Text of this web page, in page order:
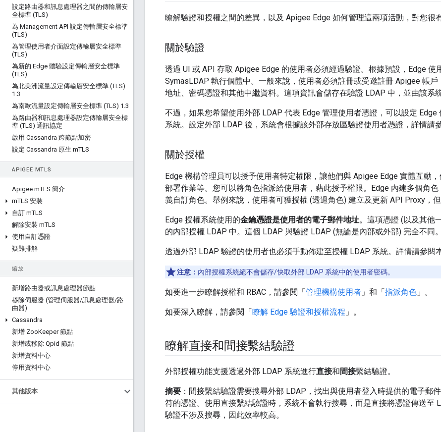
設定路由器和訊息處理器之間的傳輸層安
全標準 (TLS)
為 Management API 設定傳輸層安全標準
(TLS)
為管理使用者介面設定傳輸層安全標準
(TLS)
為新的 Edge 體驗設定傳輸層安全標準
(TLS)
為北美洲流量設定傳輸層安全標準 (TLS)
1 .3
為南歐流量設定傳輸層安全標準 (TLS) 1 .3
為路由器和訊息處理器設定傳輸層安全標
準 (TLS) 通訊協定
啟用 Cassandra 跨節點加密
設定 Cassandra 原生 mTLS
APIGEE MTLS
Apigee mTLS 簡介
mTLS 安裝
自訂 mTLS
解除安裝 mTLS
使用自訂憑證
疑難排解
縮放
新增路由器或訊息處理器節點
移除伺服器 (管理伺服器/訊息處理器/路
由器)
Cassandra
新增 ZooKeeper 節點
新增或移除 Qpid 節點
新增資料中心
停用資料中心
其他版本
瞭解驗證和授權之間的差異，以及 Apigee Edge 如何管理這兩項活動，對您很
關於驗證
透過 UI 或 API 存取 Apigee Edge 的使用者必須經過驗證。根據預設，Edge 使
SymasLDAP 執行個體中。一般來說，使用者必須註冊或受邀註冊 Apigee 帳
地址、密碼憑證和其他中繼資料。這項資訊會儲存在驗證 LDAP 中，並由該系統
不過，如果您希望使用外部 LDAP 代表 Edge 管理使用者憑證，可以設定 Edge
系統。設定外部 LDAP 後，系統會根據該外部存放區驗證使用者憑證，詳情請
關於授權
Edge 機構管理員可以授予使用者特定權限，讓他們與 Apigee Edge 實體互動，
部署作業等。您可以將角色指派給使用者，藉此授予權限。Edge 內建多個角
義自訂角色。舉例來說，使用者可獲授權 (透過角色) 建立及更新 API Proxy，
Edge 授權系統使用的金鑰憑證是使用者的電子郵件地址。這項憑證 (以及其他
的內部授權 LDAP 中。這個 LDAP 與驗證 LDAP (無論是內部或外部) 完全不同。
透過外部 LDAP 驗證的使用者也必須手動佈建至授權 LDAP 系統。詳情請參閱本
注意： 內部授權系統絕不會儲存/快取外部 LDAP 系統中的使用者密碼。
如要進一步瞭解授權和 RBAC，請參閱「管理機構使用者 」和「指派角色 」。
如要深入瞭解，請參閱「瞭解 Edge 驗證和授權流程 」。
瞭解直接和間接繫結驗證
外部授權功能支援透過外部 LDAP 系統進行直接和間接繫結驗證。
摘要 ：間接繫結驗證需要搜尋外部 LDAP，找出與使用者登入時提供的電子郵
符的憑證。使用直接繫結驗證時，系統不會執行搜尋，而是直接將憑證傳送至
驗證不涉及搜尋，因此效率較高。